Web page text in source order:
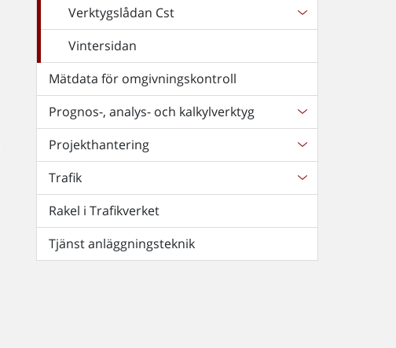
Verktygslådan Cst
Vintersidan
Mätdata för omgivningskontroll
Prognos-, analys- och kalkylverktyg
Projekthantering
Trafik
Rakel i Trafikverket
Tjänst anläggningsteknik